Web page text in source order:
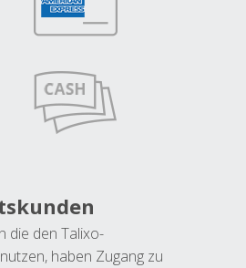
die den Talixo-
haben Zugang zu